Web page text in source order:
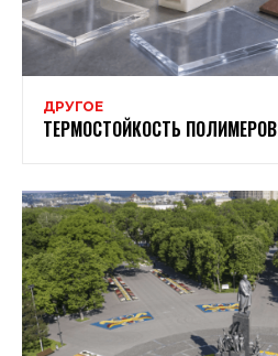
ДРУГОЕ
ТЕРМОСТОЙКОСТЬ ПОЛИМЕРОВ